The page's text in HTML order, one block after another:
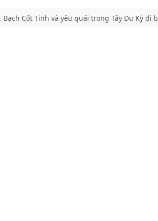
Bạch Cốt Tinh và yêu quái trong Tây Du Ký đi